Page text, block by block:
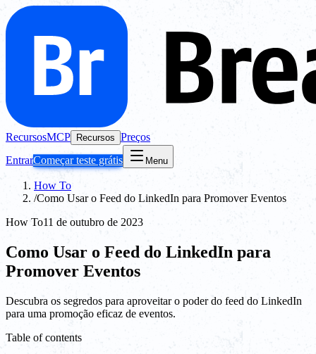
RecursosMCP Recursos Preços
EntrarComeçar teste grátis Menu
How To
/Como Usar o Feed do LinkedIn para Promover Eventos
How To11 de outubro de 2023
Como Usar o Feed do LinkedIn para
Promover Eventos
Descubra os segredos para aproveitar o poder do feed do LinkedIn
para uma promoção eficaz de eventos.
Table of contents